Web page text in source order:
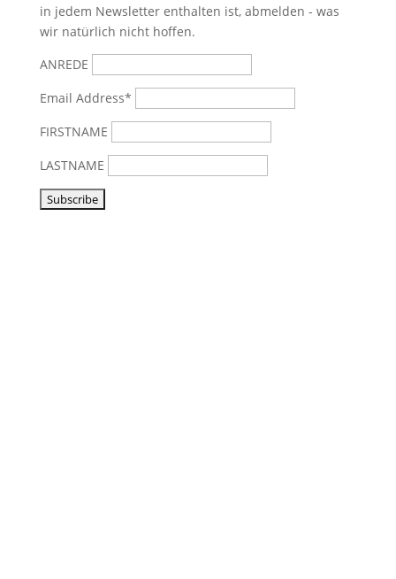
in jedem Newsletter enthalten ist, abmelden - was
wir natürlich nicht hoffen.
ANREDE
Email Address*
FIRSTNAME
LASTNAME